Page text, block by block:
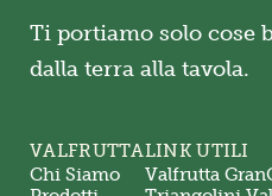
Ti portiamo solo cose
dalla terra alla tavola.
VALFRUTTA
Chi Siamo
LINK UTILI
Valfrutta